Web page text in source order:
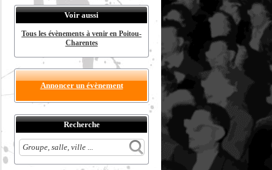
Voir aussi
Tous les évènements à venir en Poitou-
Charentes
Annoncer un évènement
Recherche